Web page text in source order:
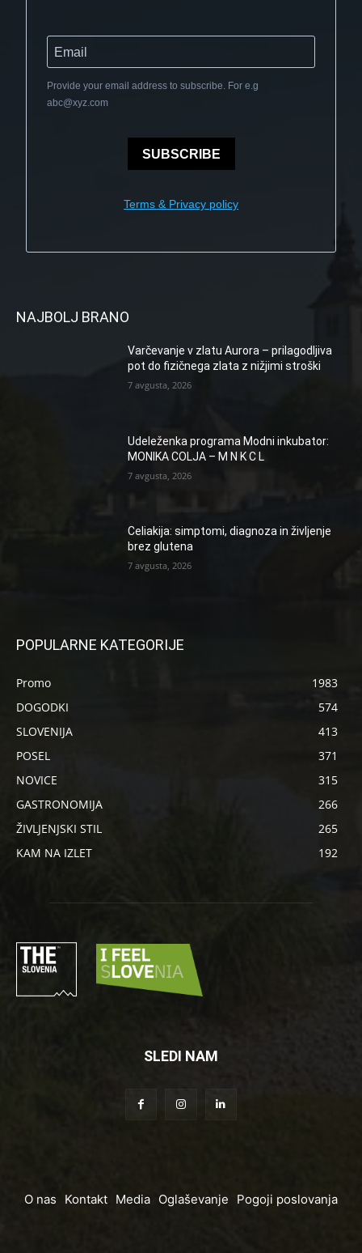
Provide your email address to subscribe. For e.g
abc@xyz.com
SUBSCRIBE
Terms & Privacy policy
NAJBOLJ BRANO
Varčevanje v zlatu Aurora – prilagodljiva
pot do fizičnega zlata z nižjimi stroški
7 avgusta, 2026
Udeleženka programa Modni inkubator:
MONIKA COLJA – M N K C L
7 avgusta, 2026
Celiakija: simptomi, diagnoza in življenje
brez glutena
7 avgusta, 2026
POPULARNE KATEGORIJE
Promo
1983
DOGODKI
574
SLOVENIJA
413
POSEL
371
NOVICE
315
GASTRONOMIJA
266
ŽIVLJENJSKI STIL
265
KAM NA IZLET
192
SLEDI NAM
O nas Kontakt Media Oglaševanje Pogoji poslovanja